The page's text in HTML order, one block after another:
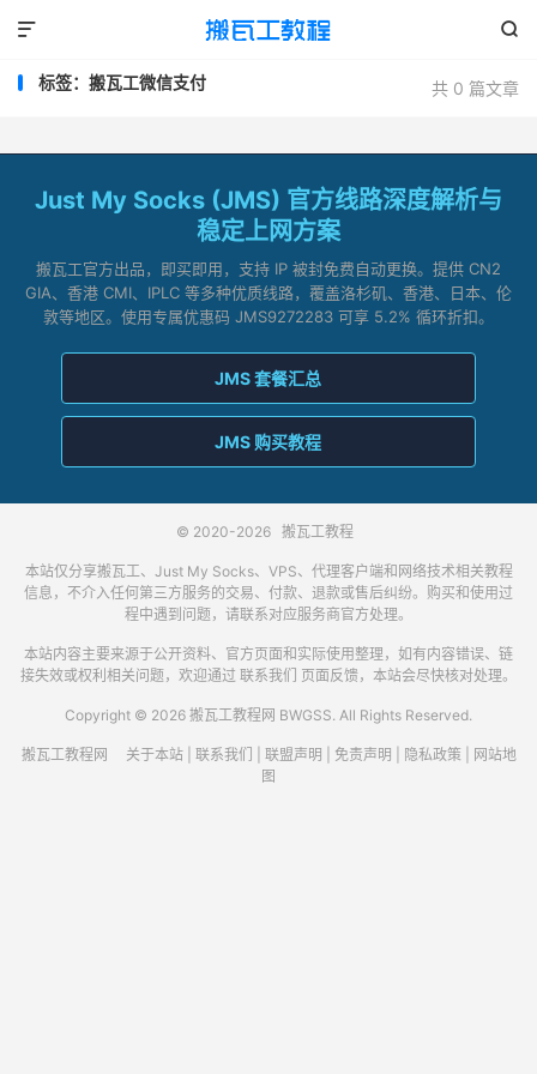


共 0 篇文章
标签：搬瓦工微信支付
Just My Socks (JMS) 官方线路深度解析与
稳定上网方案
搬瓦工官方出品，即买即用，支持 IP 被封免费自动更换。提供 CN2
GIA、香港 CMI、IPLC 等多种优质线路，覆盖洛杉矶、香港、日本、伦
敦等地区。使用专属优惠码 JMS9272283 可享 5.2% 循环折扣。
JMS 套餐汇总
JMS 购买教程
© 2020-2026 搬瓦工教程
本站仅分享搬瓦工、Just My Socks、VPS、代理客户端和网络技术相关教程
信息，不介入任何第三方服务的交易、付款、退款或售后纠纷。购买和使用过
程中遇到问题，请联系对应服务商官方处理。
本站内容主要来源于公开资料、官方页面和实际使用整理，如有内容错误、链
接失效或权利相关问题，欢迎通过 联系我们 页面反馈，本站会尽快核对处理。
Copyright © 2026 搬瓦工教程网 BWGSS. All Rights Reserved.
搬瓦工教程网 关于本站| 联系我们 联盟声明 免责声明 隐私政策
网站地
图